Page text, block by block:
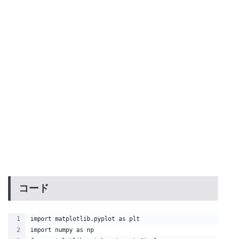
コード
import matplotlib.pyplot as plt
import numpy as np